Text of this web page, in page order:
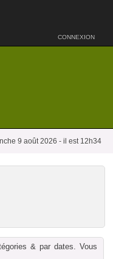
CONNEXION
9 août 2026 - il est 12h34
& par dates. Vous